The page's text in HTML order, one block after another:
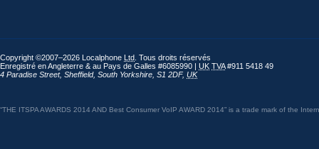
Copyright ©2007–2026 Localphone Ltd . Tous droits réservés
Enregistré en Angleterre & au Pays de Galles #6085990 | UK TVA#911 5418 49
4 Paradise Street, Sheffield, South Yorkshire S1 2DF, UK
“THE ITSPA AWARDS 2014 AND Best Consumer VoIP AWARD 2014” is a trade mark of the